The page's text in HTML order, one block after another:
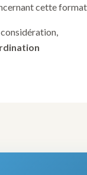
cette